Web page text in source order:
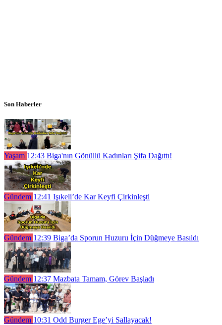
Son Haberler
Yaşam 12:43 Biga'nın Gönüllü Kadınları Şifa Dağıttı!
Gündem 12:41 Işıkeli’de Kar Keyfi Çirkinleşti
Gündem 12:39 Biga’da Sporun Huzuru İçin Düğmeye Basıldı
Gündem 12:37 Mazbata Tamam, Görev Başladı
Gündem 10:31 Odd Burger Ege’yi Sallayacak!